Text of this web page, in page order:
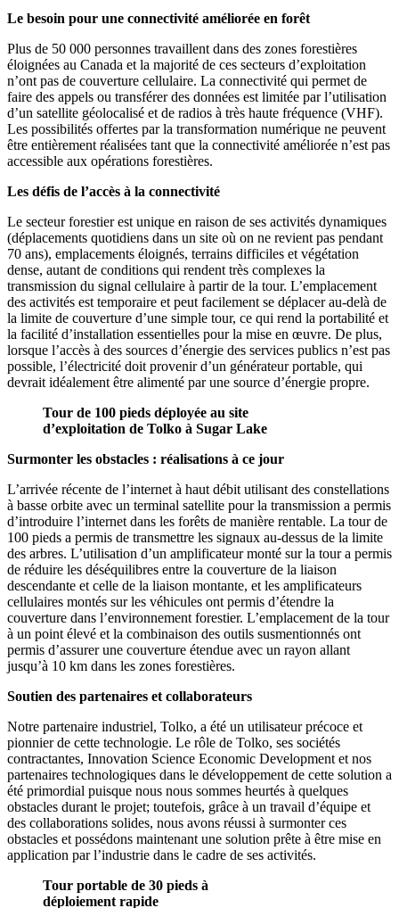
Le besoin pour une connectivité améliorée en forêt
Plus de 50 000 personnes travaillent dans des zones forestières
éloignées au Canada et la majorité de ces secteurs d’exploitation
n’ont pas de couverture cellulaire. La connectivité qui permet de
faire des appels ou transférer des données est limitée par l’utilisation
d’un satellite géolocalisé et de radios à très haute fréquence (VHF).
Les possibilités offertes par la transformation numérique ne peuvent
être entièrement réalisées tant que la connectivité améliorée n’est pas
accessible aux opérations forestières.
Les défis de l’accès à la connectivité
Le secteur forestier est unique en raison de ses activités dynamiques
(déplacements quotidiens dans un site où on ne revient pas pendant
70 ans), emplacements éloignés, terrains difficiles et végétation
dense, autant de conditions qui rendent très complexes la
transmission du signal cellulaire à partir de la tour. L’emplacement
des activités est temporaire et peut facilement se déplacer au-delà de
la limite de couverture d’une simple tour, ce qui rend la portabilité et
la facilité d’installation essentielles pour la mise en œuvre. De plus,
lorsque l’accès à des sources d’énergie des services publics n’est pas
possible, l’électricité doit provenir d’un générateur portable, qui
devrait idéalement être alimenté par une source d’énergie propre.
Tour de 100 pieds déployée au site
d’exploitation de Tolko à Sugar Lake
Surmonter les obstacles : réalisations à ce jour
L’arrivée récente de l’internet à haut débit utilisant des constellations
à basse orbite avec un terminal satellite pour la transmission a permis
d’introduire l’internet dans les forêts de manière rentable. La tour de
100 pieds a permis de transmettre les signaux au-dessus de la limite
des arbres. L’utilisation d’un amplificateur monté sur la tour a permis
de réduire les déséquilibres entre la couverture de la liaison
descendante et celle de la liaison montante, et les amplificateurs
cellulaires montés sur les véhicules ont permis d’étendre la
couverture dans l’environnement forestier. L’emplacement de la tour
à un point élevé et la combinaison des outils susmentionnés ont
permis d’assurer une couverture étendue avec un rayon allant
jusqu’à 10 km dans les zones forestières.
Soutien des partenaires et collaborateurs
Notre partenaire industriel, Tolko, a été un utilisateur précoce et
pionnier de cette technologie. Le rôle de Tolko, ses sociétés
contractantes, Innovation Science Economic Development et nos
partenaires technologiques dans le développement de cette solution a
été primordial puisque nous nous sommes heurtés à quelques
obstacles durant le projet; toutefois, grâce à un travail d’équipe et
des collaborations solides, nous avons réussi à surmonter ces
obstacles et possédons maintenant une solution prête à être mise en
application par l’industrie dans le cadre de ses activités.
Tour portable de 30 pieds à
déploiement rapide